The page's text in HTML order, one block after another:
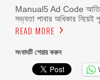
Manual5 Ad Code আতিকুর
সভ্যতা পাবার অধিকার নিয়েই
READ MORE
সংবাদটি শেয়ার করুন